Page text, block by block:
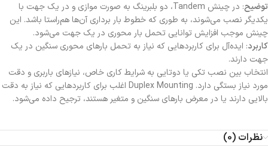
توضیح
: در چینش Tandem، دو بلبرینگ به صورت موازی و در یک جهت با
یکدیگر نصب می‌شوند، به طوری که خطوط بار برداری آن‌ها هم‌راستا باشد. این
چینش موجب افزایش توانایی تحمل بار محوری در یک جهت می‌شود.
کاربرد: ایده‌آل برای کاربردهایی که نیاز به تحمل بارهای محوری سنگین در یک
جهت دارند.
انتخاب بین نصب تکی یا دوتایی به شرایط کاری خاص، نیازهای باربری و دقت
مورد نیاز بستگی دارد. Duplex Mounting اغلب برای کاربردهایی که نیاز به دقت
بالایی دارند یا در معرض بارهای سنگین و متغیر هستند، ترجیح داده می‌شود.
نظرات (0)